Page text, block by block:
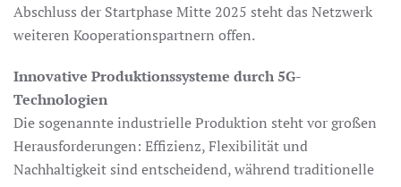
Abschluss der Startphase Mitte 2025 steht das Netzwerk
weiteren Kooperationspartnern offen.
Innovative Produktionssysteme durch 5G-
Technologien
Die sogenannte industrielle Produktion steht vor großen
Herausforderungen: Effizienz, Flexibilität und
Nachhaltigkeit sind entscheidend, während traditionelle